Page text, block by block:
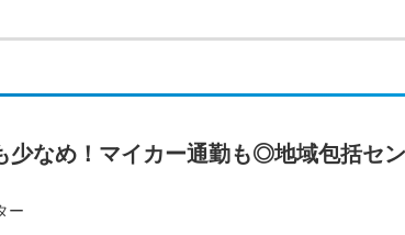
少なめ！マイカー通勤も◎地域包括セ
ー